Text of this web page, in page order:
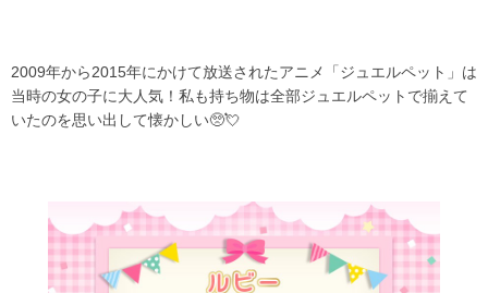
2009年から2015年にかけて放送されたアニメ「ジュエルペット」は
当時の女の子に大人気！私も持ち物は全部ジュエルペットで揃えて
いたのを思い出して懐かしい🥺💘